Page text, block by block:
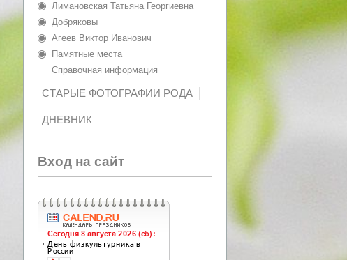
Лимановская Татьяна Георгиевна
Добряковы
Агеев Виктор Иванович
Памятные места
Справочная информация
СТАРЫЕ ФОТОГРАФИИ РОДА
ДНЕВНИК
Вход на сайт